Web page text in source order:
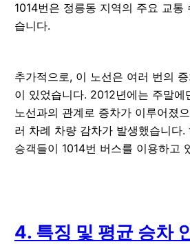
1014번은 정릉동 지역의 주요 교통
습니다.
추가적으로, 이 노선은 여러 번의
이 있었습니다. 2012년에는 주말
노선과의 관계로 증차가 이루어졌
러 차례 차량 감차가 발생했습니다.
승객들이 1014번 버스를 이용하고
4. 특징 및 평균 승차